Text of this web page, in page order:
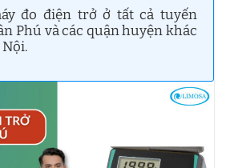
đo điện trở ở tất cả tuyến
Phú và các quận huyện khác
Nội.